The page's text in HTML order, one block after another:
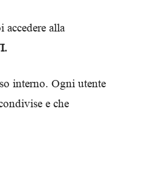
alla
interno. Ogni utente
e che